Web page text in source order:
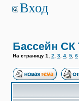
Вход
Бассейн
На страницу 1 2 3 4 5 6